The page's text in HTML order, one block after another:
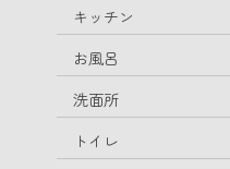
キッチン
お風呂
洗面所
トイレ